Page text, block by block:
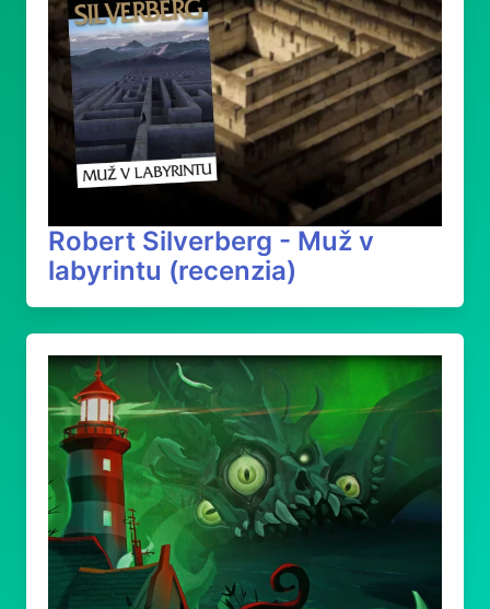
Robert Silverberg - Muž v
labyrintu (recenzia)